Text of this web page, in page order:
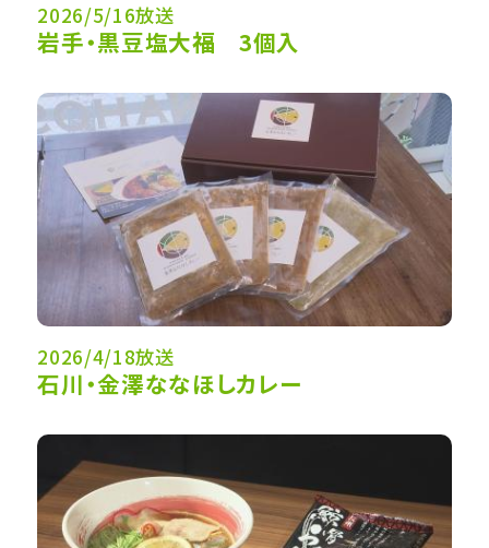
2026/5/16放送
岩手・黒豆塩大福 3個入
2026/4/18放送
石川・金澤ななほしカレー